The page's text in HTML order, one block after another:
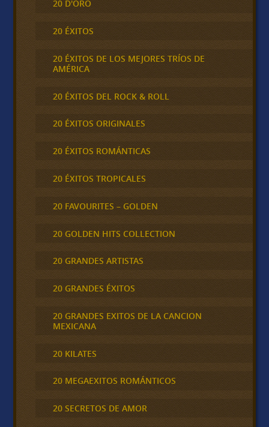
20 D'ORO
20 ÉXITOS
20 ÉXITOS DE LOS MEJORES TRÍOS DE
AMÉRICA
20 ÉXITOS DEL ROCK & ROLL
20 ÉXITOS ORIGINALES
20 ÉXITOS ROMÁNTICAS
20 ÉXITOS TROPICALES
20 FAVOURITES – GOLDEN
20 GOLDEN HITS COLLECTION
20 GRANDES ARTISTAS
20 GRANDES ÉXITOS
20 GRANDES EXITOS DE LA CANCION
MEXICANA
20 KILATES
20 MEGAEXITOS ROMÁNTICOS
20 SECRETOS DE AMOR